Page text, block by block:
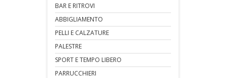
BAR E RITROVI
ABBIGLIAMENTO
PELLI E CALZATURE
PALESTRE
SPORT E TEMPO LIBERO
PARRUCCHIERI